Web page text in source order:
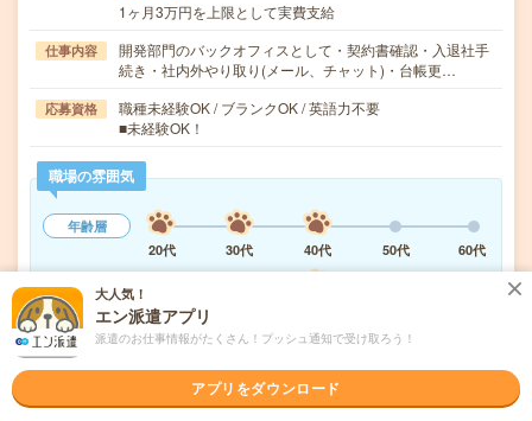
1ヶ月3万円を上限として実費支給
仕事内容
開発部門のバックオフィスとして・契約書確認・入退社手
続き・社内外やり取り(メール、チャット)・台帳更…
応募資格
職種未経験OK / ブランクOK / 英語力不要
■未経験OK！
職場の雰囲気
年齢層
20代
30代 40代 50代
60代
職場の様子
活気がある
大人気！
エン派遣アプリ
派遣のお仕事情報がたくさん！プッシュ通知で受け取ろう！
アプリをダウンロード